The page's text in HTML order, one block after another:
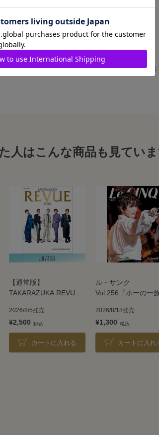
ます。
（3）の何れかのサイズになります。
が、上記のサイズに統一しております。
となります。
写真のサイズに縮小することは、いたしかね
人はこんな商品も見てい
【通常版】
TAKARAZUKA REVUE
2026/8/5発売
¥2,500
カートに入れる
ル・サンク
Vol.256『ポーの一
2026/8/18発売
¥1,300
カートに入れ